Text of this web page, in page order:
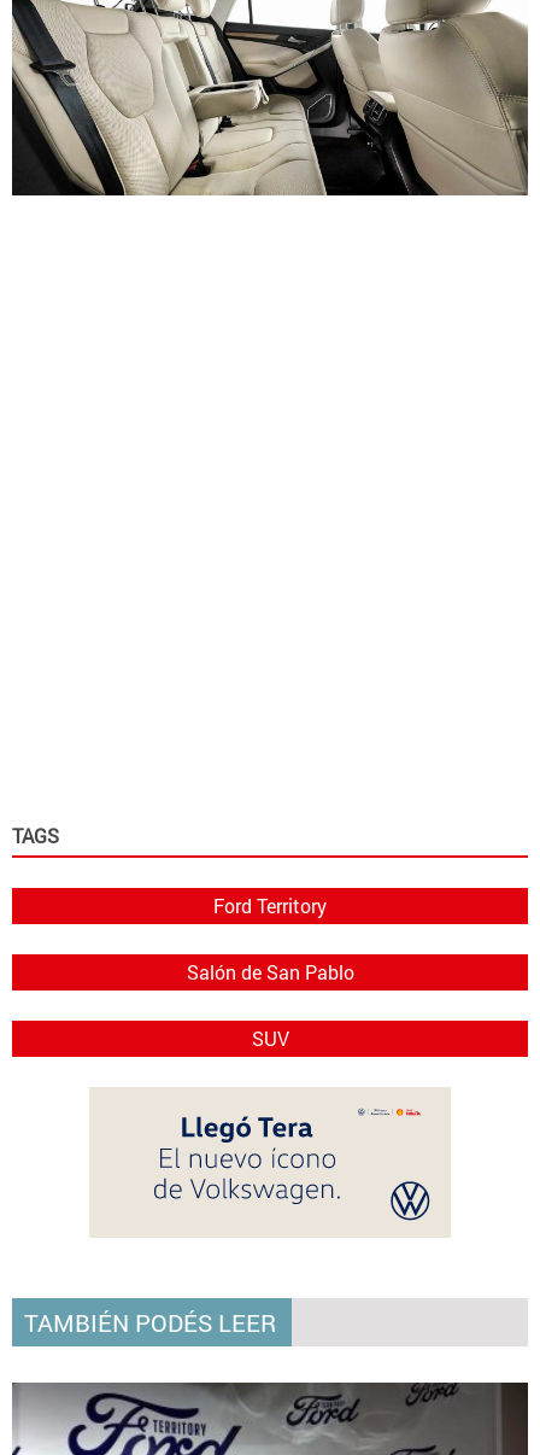
TAGS
Ford Territory
Salón de San Pablo
SUV
TAMBIÉN PODÉS LEER